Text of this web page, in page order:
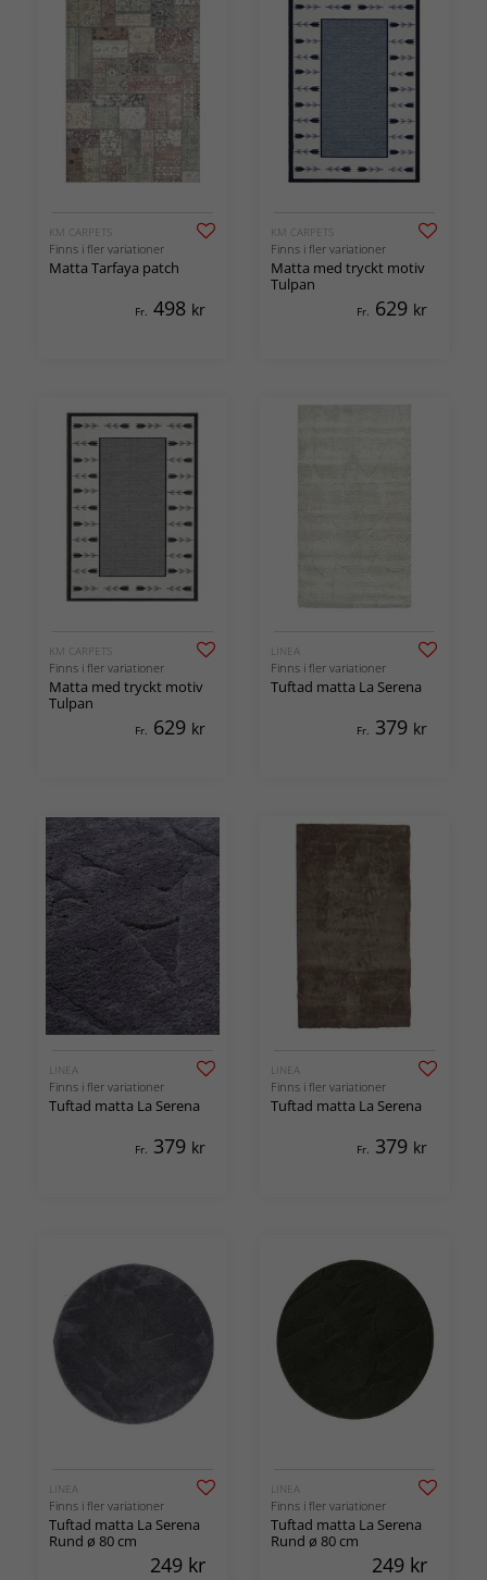
KM CARPETS
Finns i fler variationer
Matta Tarfaya patch
Fr. 498 kr
KM CARPETS
Finns i fler variationer
Matta med tryckt motiv
Tulpan
Fr. 629 kr
KM CARPETS
Finns i fler variationer
Matta med tryckt motiv
Tulpan
Fr. 629 kr
LINEA
Finns i fler variationer
Tuftad matta La Serena
Fr. 379 kr
LINEA
Finns i fler variationer
Tuftad matta La Serena
Fr. 379 kr
LINEA
Finns i fler variationer
Tuftad matta La Serena
Fr. 379 kr
LINEA
Finns i fler variationer
Tuftad matta La Serena
Rund ø 80 cm
249 kr
LINEA
Finns i fler variationer
Tuftad matta La Serena
Rund ø 80 cm
249 kr